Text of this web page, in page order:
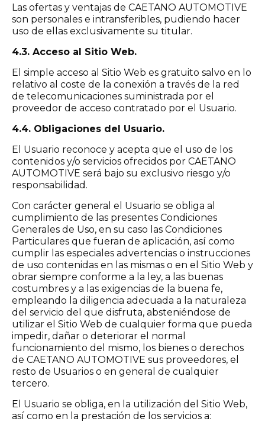
Las ofertas y ventajas de CAETANO AUTOMOTIVE
son personales e intransferibles, pudiendo hacer
uso de ellas exclusivamente su titular.
4.3. Acceso al Sitio Web.
El simple acceso al Sitio Web es gratuito salvo en lo
relativo al coste de la conexión a través de la red
de telecomunicaciones suministrada por el
proveedor de acceso contratado por el Usuario.
4.4. Obligaciones del Usuario.
El Usuario reconoce y acepta que el uso de los
contenidos y/o servicios ofrecidos por CAETANO
AUTOMOTIVE será bajo su exclusivo riesgo y/o
responsabilidad.
Con carácter general el Usuario se obliga al
cumplimiento de las presentes Condiciones
Generales de Uso, en su caso las Condiciones
Particulares que fueran de aplicación, así como
cumplir las especiales advertencias o instrucciones
de uso contenidas en las mismas o en el Sitio Web y
obrar siempre conforme a la ley, a las buenas
costumbres y a las exigencias de la buena fe,
empleando la diligencia adecuada a la naturaleza
del servicio del que disfruta, absteniéndose de
utilizar el Sitio Web de cualquier forma que pueda
impedir, dañar o deteriorar el normal
funcionamiento del mismo, los bienes o derechos
de CAETANO AUTOMOTIVE sus proveedores, el
resto de Usuarios o en general de cualquier
tercero.
El Usuario se obliga, en la utilización del Sitio Web,
así como en la prestación de los servicios a: